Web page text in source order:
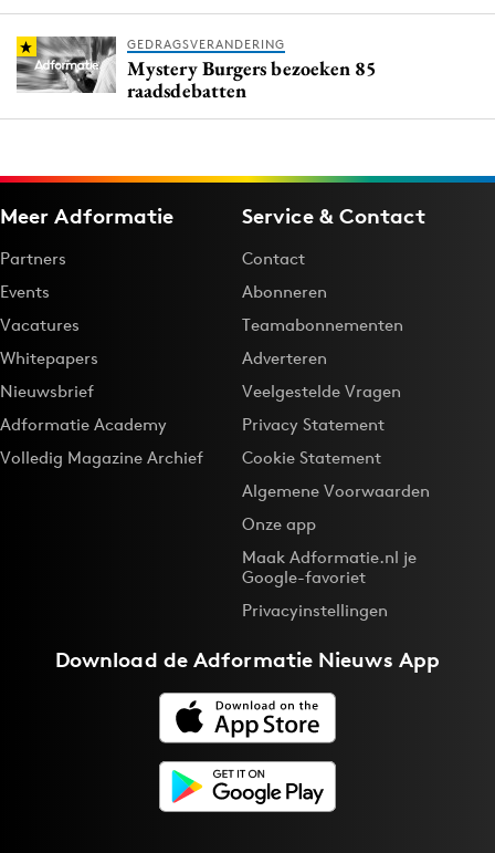
GEDRAGSVERANDERING
Mystery Burgers bezoeken 85
raadsdebatten
Meer Adformatie
Partners
Events
Vacatures
Whitepapers
Nieuwsbrief
Adformatie Academy
Volledig Magazine Archief
Service & Contact
Contact
Abonneren
Teamabonnementen
Adverteren
Veelgestelde Vragen
Privacy Statement
Cookie Statement
Algemene Voorwaarden
Onze app
Maak Adformatie.nl je
Google-favoriet
Privacyinstellingen
Download deAdformatie Nieuws App